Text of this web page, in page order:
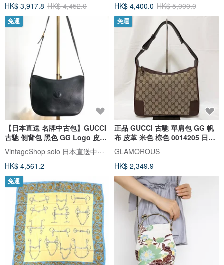
HK$ 3,917.8 HK$ 4,452.0
HK$ 4,400.0 HK$ 5,000.0
免運
【日本直送 名牌中古包】GUCCI
古馳 側背包 黑色 GG Logo 皮革
vintage 古董 vintage 舊款
u2u3ar
VintageShop solo 日本直送中古包專賣店
HK$ 4,561.2
免運
正品 GUCCI 古馳 單肩包 GG 帆
布 皮革 米色 棕色 0014205 日本
直送
GLAMOROUS
HK$ 2,349.9
免運